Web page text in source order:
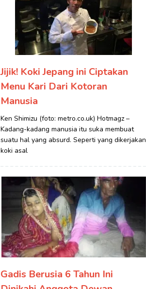
Jijik! Koki Jepang ini Ciptakan
Menu Kari Dari Kotoran
Manusia
Ken Shimizu (foto: metro.co.uk) Hotmagz –
Kadang-kadang manusia itu suka membuat
suatu hal yang absurd. Seperti yang dikerjakan
koki asal
Gadis Berusia 6 Tahun Ini